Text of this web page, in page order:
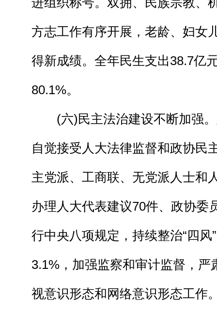
方志工作有序开展，老龄、妇女
得新成绩。全年民生支出38.7亿
80.1%。
(六)民主法治建设不断加强。
自觉接受人大法律监督和政协民
主党派、工商联、无党派人士和
办理人大代表建议70件、政协委
行中央八项规定，持续整治“四风
3.1%，加强监察和审计监督，严
视意识形态和网络意识形态工作